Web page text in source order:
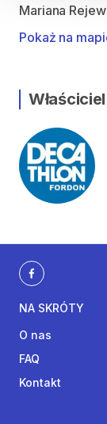
Mariana
Pokaż na
NA SKRÓTY
O nas
FAQ
Kontakt